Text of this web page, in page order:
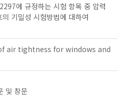
에 규정하는 시험 항목 중 압력
기밀성 시험방법에 대하여
air tightness for windows and
및 창문